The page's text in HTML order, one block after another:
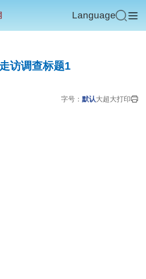
Language
走访调查标题1
字号： 默认大超大打印